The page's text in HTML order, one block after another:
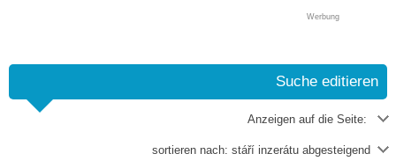
Werbung
Suche editieren
Anzeigen auf die Seite:
sortieren nach: stáří inzerátu abgesteigend